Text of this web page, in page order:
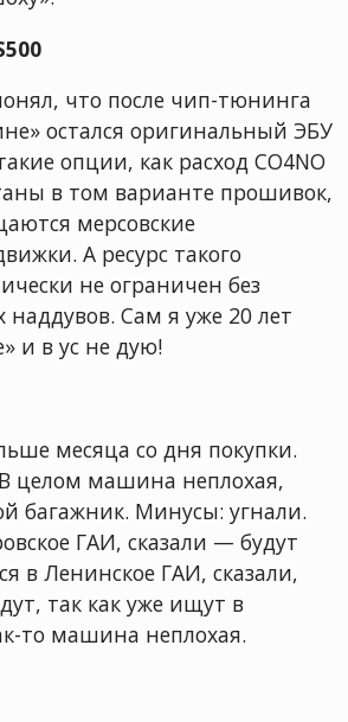
что после чип-тюнинга
остался оригинальный ЭБУ
опции, как расход CO4NO
в том варианте прошивок,
мерсовские
А ресурс такого
не ограничен без
Сам я уже 20 лет
и в ус не дую!
месяца со дня покупки.
целом машина неплохая,
багажник. Минусы: угнали.
ГАИ, сказали — будут
в Ленинское ГАИ, сказали,
так как уже ищут в
то машина неплохая.